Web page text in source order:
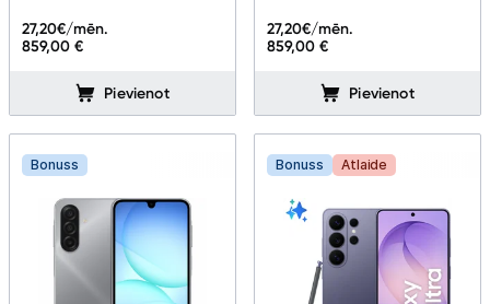
859,00 €
27,20€/mēn.
Pievienot
859,00 €
27,20€/mēn.
Pievienot
Bonuss Bonuss Atlaide